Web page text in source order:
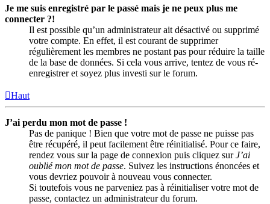
Je me suis enregistré par le passé mais je ne peux plus me
connecter ?!
Il est possible qu’un administrateur ait désactivé ou supprimé
votre compte. En effet, il est courant de supprimer
régulièrement les membres ne postant pas pour réduire la taille
de la base de données. Si cela vous arrive, tentez de vous ré-
enregistrer et soyez plus investi sur le forum.
Haut
J’ai perdu mon mot de passe !
Pas de panique ! Bien que votre mot de passe ne puisse pas
être récupéré, il peut facilement être réinitialisé. Pour ce faire,
rendez vous sur la page de connexion puis cliquez surJ’ai
oublié mon mot de passe. Suivez les instructions énoncées et
vous devriez pouvoir à nouveau vous connecter.
Si toutefois vous ne parveniez pas à réinitialiser votre mot de
passe, contactez un administrateur du forum.